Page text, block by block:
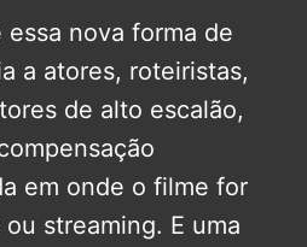
nova forma de
a atores, roteiristas,
de alto escalão,
em onde o filme for
streaming. E uma